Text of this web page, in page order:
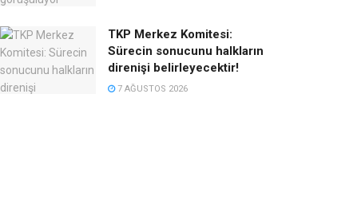
TKP Merkez Komitesi:
Sürecin sonucunu halkların
direnişi belirleyecektir!
7 AĞUSTOS 2026